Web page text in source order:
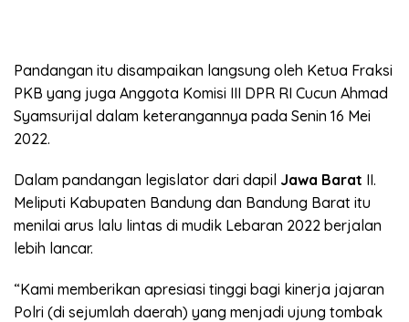
Pandangan itu disampaikan langsung oleh Ketua Fraksi
PKB yang juga Anggota Komisi III DPR RI Cucun Ahmad
Syamsurijal dalam keterangannya pada Senin 16 Mei
2022.
Dalam pandangan legislator dari dapil Jawa Barat II.
Meliputi Kabupaten Bandung dan Bandung Barat itu
menilai arus lalu lintas di mudik Lebaran 2022 berjalan
lebih lancar.
“Kami memberikan apresiasi tinggi bagi kinerja jajaran
Polri (di sejumlah daerah) yang menjadi ujung tombak